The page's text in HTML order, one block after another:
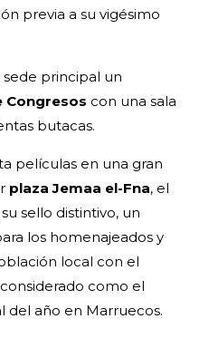
previa a su vigésimo
principal un
Congresos con una sala
butacas.
películas en una gran
plaza Jemaa el-Fna, el
sello distintivo, un
los homenajeados y
local con el
como el
del año en Marruecos.